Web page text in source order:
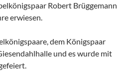
Robert Brüggemann
erwiesen.
dem Königspaar
und es wurde mit